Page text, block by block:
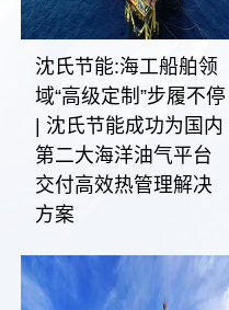
沈氏节能:海工船舶领
域“高级定制”步履不停
| 沈氏节能成功为国内
第二大海洋油气平台
交付高效热管理解决
方案